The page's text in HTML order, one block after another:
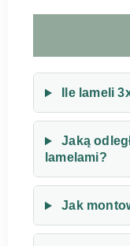
Ile lameli
Jaką
lamelami?
Jak